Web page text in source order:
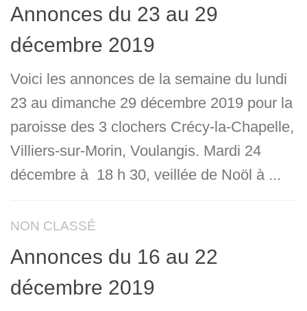
Annonces du 23 au 29
décembre 2019
Voici les annonces de la semaine du lundi
23 au dimanche 29 décembre 2019 pour la
paroisse des 3 clochers Crécy-la-Chapelle,
Villiers-sur-Morin, Voulangis. Mardi 24
décembre à 18 h 30, veillée de Noöl à ...
NON CLASSÉ
Annonces du 16 au 22
décembre 2019